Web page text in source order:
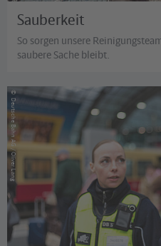
Sauberkeit
So sorgen unsere
saubere Sache bleibt.
©
Deutsche Bahn AG / Oliver Lang